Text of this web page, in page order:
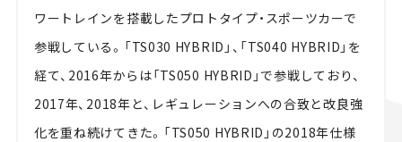
ワートレインを搭載したプロトタイプ・スポーツカーで
参戦している。「TS030 HYBRID」、「TS040 HYBRID」を
経て、2016年からは「TS050 HYBRID」で参戦しており、
2017年、2018年と、レギュレーションへの合致と改良強
化を重ね続けてきた。「TS050 HYBRID」の2018年仕様